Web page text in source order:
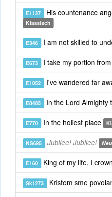
E1137 His countenance
Klassisch
E346 I am not skilled to
E673 I take my portion
E1052 I've wandered far
E8485 In the Lord Almighty
E770 In the holiest place
NS695 Jubilee! Jubilee!
E160 King of my life, I
Sk1273 Kristom sme